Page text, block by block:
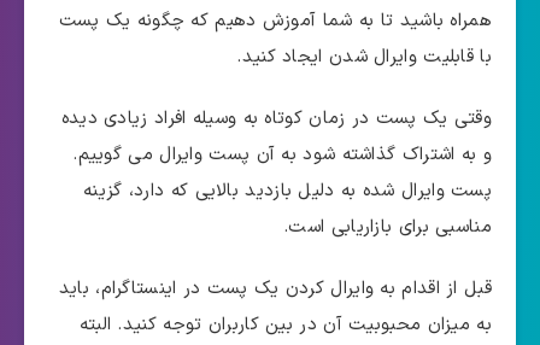
همراه باشید تا به شما آموزش دهیم که چگونه یک پست
با قابلیت وایرال شدن ایجاد کنید.
وقتی یک پست در زمان کوتاه به وسیله افراد زیادی دیده
و به اشتراک گذاشته شود به آن پست وایرال می گوییم.
پست وایرال شده به دلیل بازدید بالایی که دارد، گزینه
مناسبی برای بازاریابی است.
قبل از اقدام به وایرال کردن یک پست در اینستاگرام، باید
به میزان محبوبیت آن در بین کاربران توجه کنید. البته